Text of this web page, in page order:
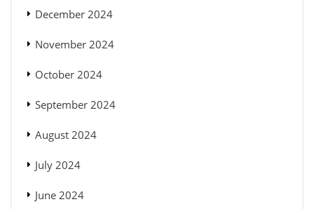
December 2024
November 2024
October 2024
September 2024
August 2024
July 2024
June 2024